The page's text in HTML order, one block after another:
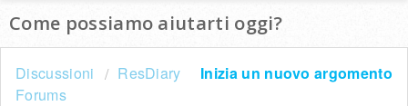
Come possiamo aiutarti oggi?
Inizia un nuovo argomento
Discussioni
ResDiary
Forums